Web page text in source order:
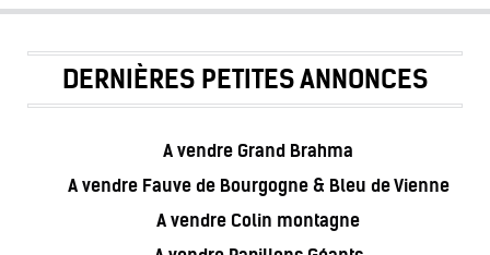
DERNIÈRES PETITES ANNONCES
A vendre Grand Brahma
A vendre Fauve de Bourgogne & Bleu de Vienne
A vendre Colin montagne